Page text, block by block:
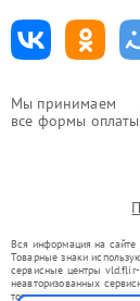
Мы принимаем
все формы оплаты
Вся информация на сайте
Товарные знаки
сервисные центры vld.flir-
неавторизованных
товарных знаков или их